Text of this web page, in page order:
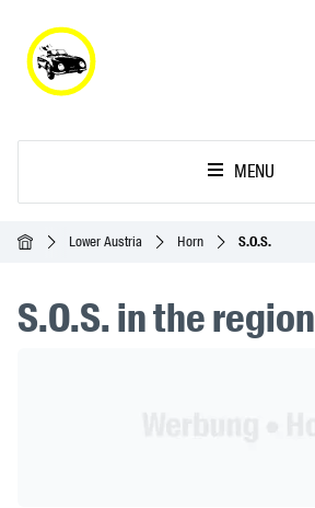
MENU
HomepageLower Austria Horn S.O.S.
S.O.S. in the region